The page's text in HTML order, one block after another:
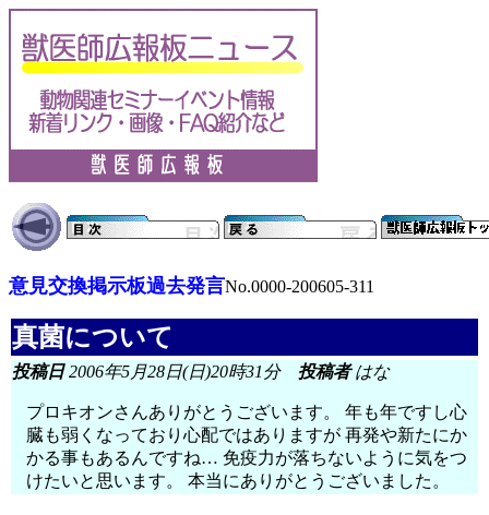
意見交換掲示板過去発言No.0000-200605-311
真菌について
投稿日2006年5月28日(日)20時31分 投稿者はな
プロキオンさんありがとうございます。 年も年ですし心
臓も弱くなっており心配ではありますが 再発や新たにか
かる事もあるんですね… 免疫力が落ちないように気をつ
けたいと思います。 本当にありがとうございました。